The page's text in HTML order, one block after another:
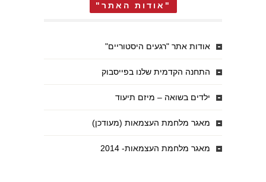
"אודות האתר"
אודות אתר "רגעים היסטוריים"
התחנה הקדמית שלנו בפייסבוק
ילדים בשואה – מיזם תיעוד
מאגר מלחמת העצמאות (מעודכן)
מאגר מלחמת העצמאות- 2014